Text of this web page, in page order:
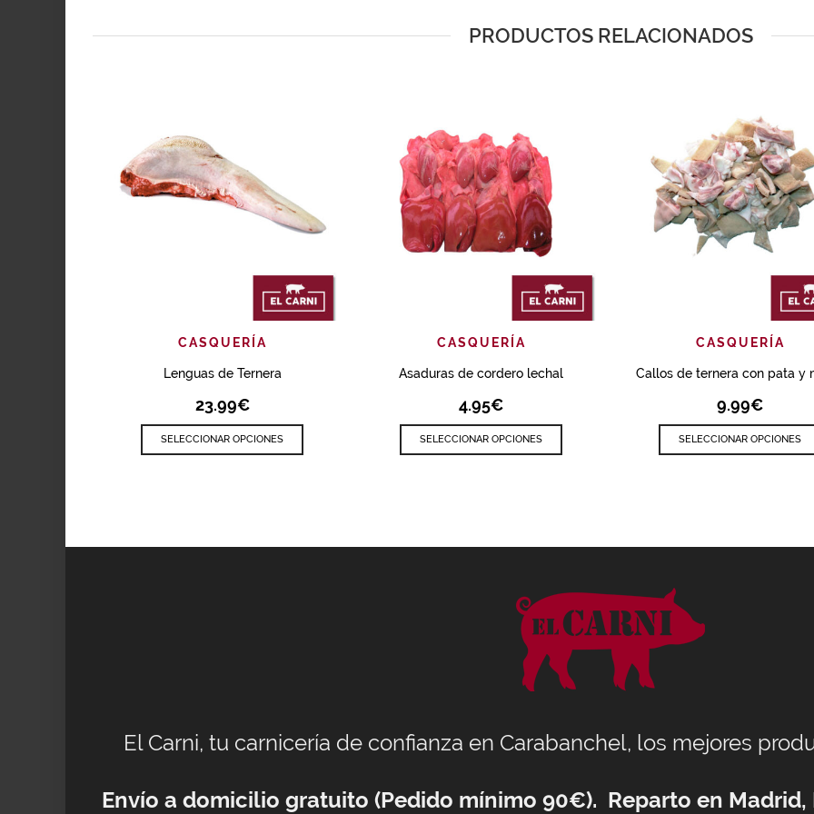
PRODUCTOS RELACIONADOS
AÑADIR VISTA RÁPIDA
CASQUERÍA
Lenguas de Ternera
23.99€
SELECCIONAR OPCIONES
AÑADIR VISTA RÁPIDA
CASQUERÍA
Asaduras de cordero lechal
4.95€
SELECCIONAR OPCIONES
AÑADIR VISTA
CASQUERÍA
Callos de ternera con pata y
9.99€
SELECCIONAR OPCIONES
El Carni, tu carnicería de confianza en Carabanchel, los mejores
Envío a domicilio gratuito (Pedido mínimo 90€). Reparto en Madrid,